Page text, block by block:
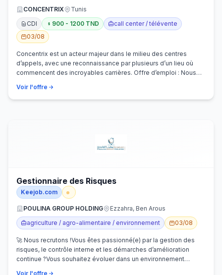
CONCENTRIX
Tunis
CDI
900 - 1200 TND
call center / télévente
03/08
Concentrix est un acteur majeur dans le milieu des centres
d’appels, avec une reconnaissance par plusieurs d’un lieu où
commencent des incroyables carrières. Offre d’emploi : Nous
Voir l'offre
Gestionnaire des Risques
Keejob.com
POULINA GROUP HOLDING
Ezzahra, Ben Arous
agriculture / agro-alimentaire / environnement
03/08
🚀 Nous recrutons !Vous êtes passionné(e) par la gestion des
risques, le contrôle interne et les démarches d’amélioration
continue ?Vous souhaitez évoluer dans un environnement
Voir l'offre